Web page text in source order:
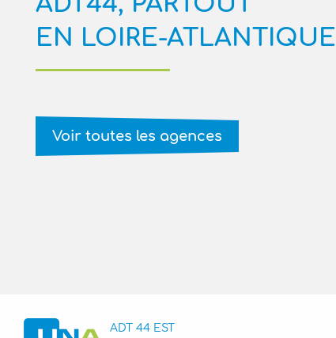
EN LOIRE-ATLANTIQUE
Voir toutes les agences
ADT 44 EST